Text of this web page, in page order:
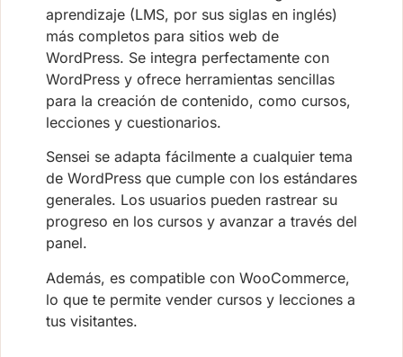
aprendizaje (LMS, por sus siglas en inglés)
más completos para sitios web de
WordPress. Se integra perfectamente con
WordPress y ofrece herramientas sencillas
para la creación de contenido, como cursos,
lecciones y cuestionarios.
Sensei se adapta fácilmente a cualquier tema
de WordPress que cumple con los estándares
generales. Los usuarios pueden rastrear su
progreso en los cursos y avanzar a través del
panel.
Además, es compatible con WooCommerce,
lo que te permite vender cursos y lecciones a
tus visitantes.